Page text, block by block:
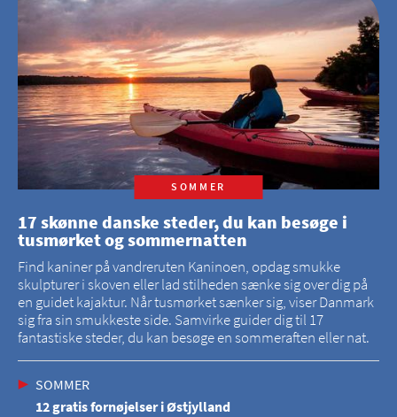
SOMMER
17 skønne danske steder, du kan besøge i
tusmørket og sommernatten
Find kaniner på vandreruten Kaninoen, opdag smukke
skulpturer i skoven eller lad stilheden sænke sig over dig på
en guidet kajaktur. Når tusmørket sænker sig, viser Danmark
sig fra sin smukkeste side. Samvirke guider dig til 17
fantastiske steder, du kan besøge en sommeraften eller nat.
SOMMER
12 gratis fornøjelser i Østjylland